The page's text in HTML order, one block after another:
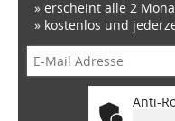
» erscheint alle 2
» kostenlos und
Anti-